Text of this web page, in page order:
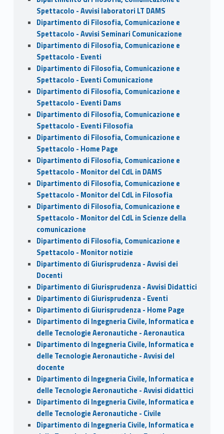
Spettacolo - Avvisi laboratori LT DAMS
Dipartimento di Filosofia, Comunicazione e
Spettacolo - Avvisi Seminari Comunicazione
Dipartimento di Filosofia, Comunicazione e
Spettacolo - Eventi
Dipartimento di Filosofia, Comunicazione e
Spettacolo - Eventi Comunicazione
Dipartimento di Filosofia, Comunicazione e
Spettacolo - Eventi Dams
Dipartimento di Filosofia, Comunicazione e
Spettacolo - Eventi Filosofia
Dipartimento di Filosofia, Comunicazione e
Spettacolo - Home Page
Dipartimento di Filosofia, Comunicazione e
Spettacolo - Monitor del CdL in DAMS
Dipartimento di Filosofia, Comunicazione e
Spettacolo - Monitor del CdL in Filosofia
Dipartimento di Filosofia, Comunicazione e
Spettacolo - Monitor del CdL in Scienze della
comunicazione
Dipartimento di Filosofia, Comunicazione e
Spettacolo - Monitor notizie
Dipartimento di Giurisprudenza - Avvisi dei
Docenti
Dipartimento di Giurisprudenza - Avvisi Didattici
Dipartimento di Giurisprudenza - Eventi
Dipartimento di Giurisprudenza - Home Page
Dipartimento di Ingegneria Civile, Informatica e
delle Tecnologie Aeronautiche - Aeronautica
Dipartimento di Ingegneria Civile, Informatica e
delle Tecnologie Aeronautiche - Avvisi del
docente
Dipartimento di Ingegneria Civile, Informatica e
delle Tecnologie Aeronautiche - Avvisi didattici
Dipartimento di Ingegneria Civile, Informatica e
delle Tecnologie Aeronautiche - Civile
Dipartimento di Ingegneria Civile, Informatica e